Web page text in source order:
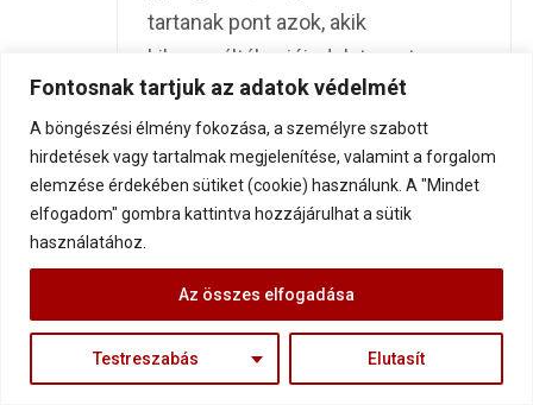
Fontosnak tartjuk az adatok védelmét
A böngészési élmény fokozása, a személyre szabott
hirdetések vagy tartalmak megjelenítése, valamint a forgalom
elemzése érdekében sütiket (cookie) használunk. A "Mindet
elfogadom" gombra kattintva hozzájárulhat a sütik
használatához.
Testreszabás Elutasít
Az összes elfogadása
tartanak pont azok, akik
kihasználták a jóindulatomat, a
segíteni akarásom,…. Talán épp az
a bajom, hogy nem építettem
falakat sem. Nehéz megtalálni a
határt, hogy: na itt lesznek a falaim,
sem fekete és fehér, nincsenek
kontúrok, éles határvonalak.. De
nem bánok semmit, abból, amit
másoknak adtam! Úgy gondolom,